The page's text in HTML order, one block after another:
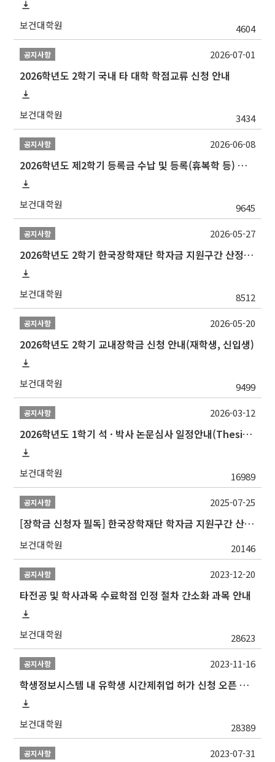
보건대학원 4604
공지사항
2026학년도 2학기 국내 타 대학 학점교류 신청 안내
보건대학원 3434
2026-07-01
공지사항
2026학년도 제2학기 등록금 수납 및 등록(휴복학 등) 일정 안내
보건대학원 9645
2026-06-08
공지사항
2026학년도 2학기 한국장학재단 학자금 지원구간 산정 신청 안내
보건대학원 8512
2026-05-27
공지사항
2026학년도 2학기 교내장학금 신청 안내(재학생, 신입생)
보건대학원 9499
2026-05-20
공지사항
2026학년도 1학기 석 · 박사 논문심사 일정안내(Thesis Defense Schedules)
보건대학원 16989
2026-03-12
공지사항
[장학금 신청자 필독] 한국장학재단 학자금 지원구간 산정 권고
보건대학원 20146
2025-07-25
공지사항
타전공 및 학사과목 수료학점 인정 절차 간소화 과목 안내
보건대학원 28623
2023-12-20
공지사항
학생정보시스템 내 유학생 시간제취업 허가 신청 오픈 안내
보건대학원 28389
2023-11-16
공지사항 2023-07-31